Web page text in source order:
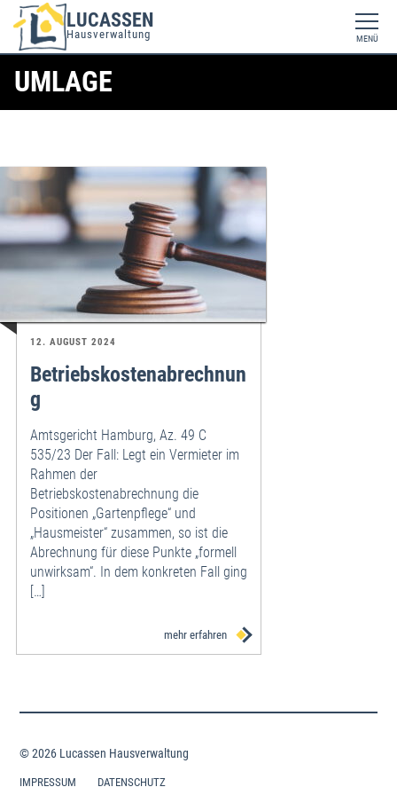
LUCASSEN
Hausverwaltung MENÜ
UMLAGE
12. AUGUST 2024
Betriebskostenabrechnun
g
Amtsgericht Hamburg, Az. 49 C
535/23 Der Fall: Legt ein Vermieter im
Rahmen der
Betriebskostenabrechnung die
Positionen „Gartenpflege“ und
„Hausmeister“ zusammen, so ist die
Abrechnung für diese Punkte „formell
unwirksam“. In dem konkreten Fall ging
[…]
mehr erfahren
© 2026 Lucassen Hausverwaltung
IMPRESSUM DATENSCHUTZ